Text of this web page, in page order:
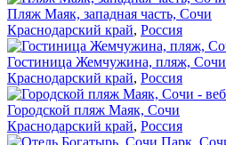
Пляж Маяк, западная часть, Сочи
Краснодарский край, Россия
Гостиница Жемчужина, пляж, Сочи
Краснодарский край, Россия
Городской пляж Маяк, Сочи
Краснодарский край, Россия